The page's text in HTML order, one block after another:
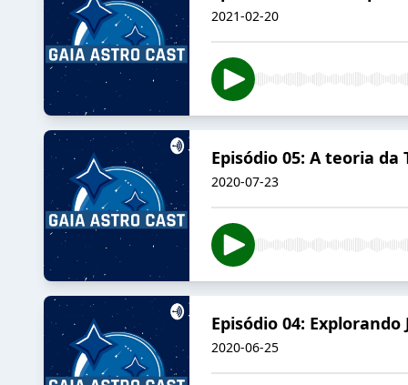
2021-02-20
Episódio 05: A teoria da
2020-07-23
Episódio 04:
2020-06-25